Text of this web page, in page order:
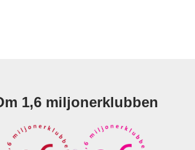
1,6 miljonerklubben